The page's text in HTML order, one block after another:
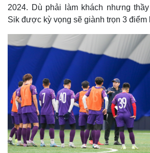
2024. Dù phải làm khách nhưng
Sik được kỳ vọng sẽ giành trọn 3 điểm